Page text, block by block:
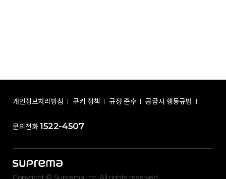
개인정보처리방침 쿠키 정책 규정 준수 공급사 행동규범
문의전화 1522-4507
Copyright © Suprema Inc. All rights reserved.